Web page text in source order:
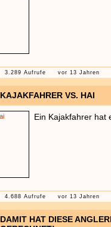
3.289 Aufrufe vor 13 Jahren
KAJAKFAHRER VS. HAI
Ein Kajakfahrer hat
4.688 Aufrufe vor 13 Jahren
DAMIT HAT DIESE